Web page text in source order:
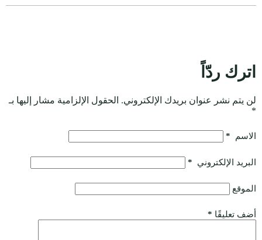
اترك ردّاً
لن يتم نشر عنوان بريدك الإلكتروني. الحقول الإلزامية مشار إليها بـ
*
الاسم *
البريد الإلكتروني *
الموقع
أضف تعليقًا *